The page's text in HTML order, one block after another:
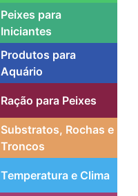
Peixes para
Iniciantes
Produtos para
Aquário
Ração para Peixes
Substratos, Rochas e
Troncos
Temperatura e Clima